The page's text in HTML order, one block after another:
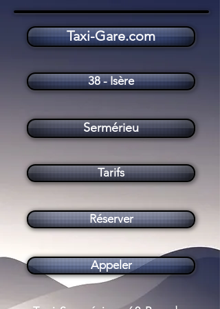
Tarifs
Taxi Sermérieu (38510)
Sermérieu
Taxi-Gare.com
Réserver
Appeler
38 - Isère